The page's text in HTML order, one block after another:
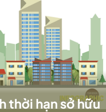
thời hạn sở hữu